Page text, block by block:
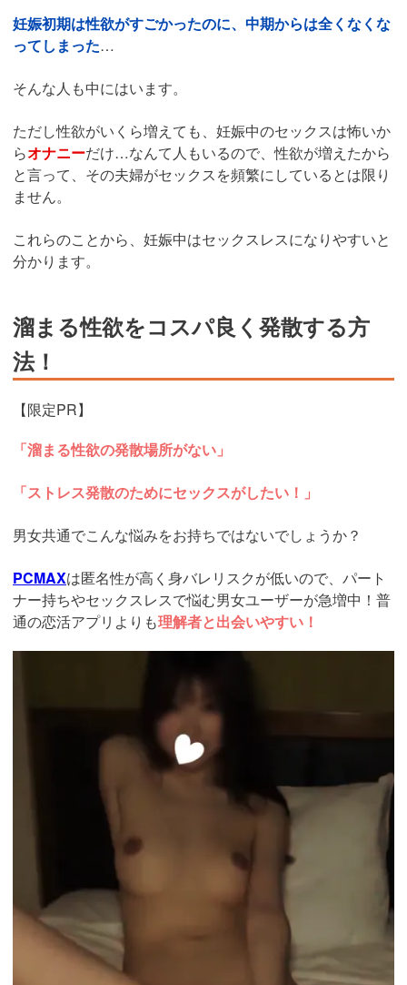
妊娠初期は性欲がすごかったのに、中期からは全くなくな
ってしまった…
そんな人も中にはいます。
ただし性欲がいくら増えても、妊娠中のセックスは怖いか
らオナニーだけ…なんて人もいるので、性欲が増えたから
と言って、その夫婦がセックスを頻繁にしているとは限り
ません。
これらのことから、妊娠中はセックスレスになりやすいと
分かります。
溜まる性欲をコスパ良く発散する方
法！
【限定PR】
「溜まる性欲の発散場所がない」
「ストレス発散のためにセックスがしたい！」
男女共通でこんな悩みをお持ちではないでしょうか？
PCMAXは匿名性が高く身バレリスクが低いので、パート
ナー持ちやセックスレスで悩む男女ユーザーが急増中！普
通の恋活アプリよりも理解者と出会いやすい！